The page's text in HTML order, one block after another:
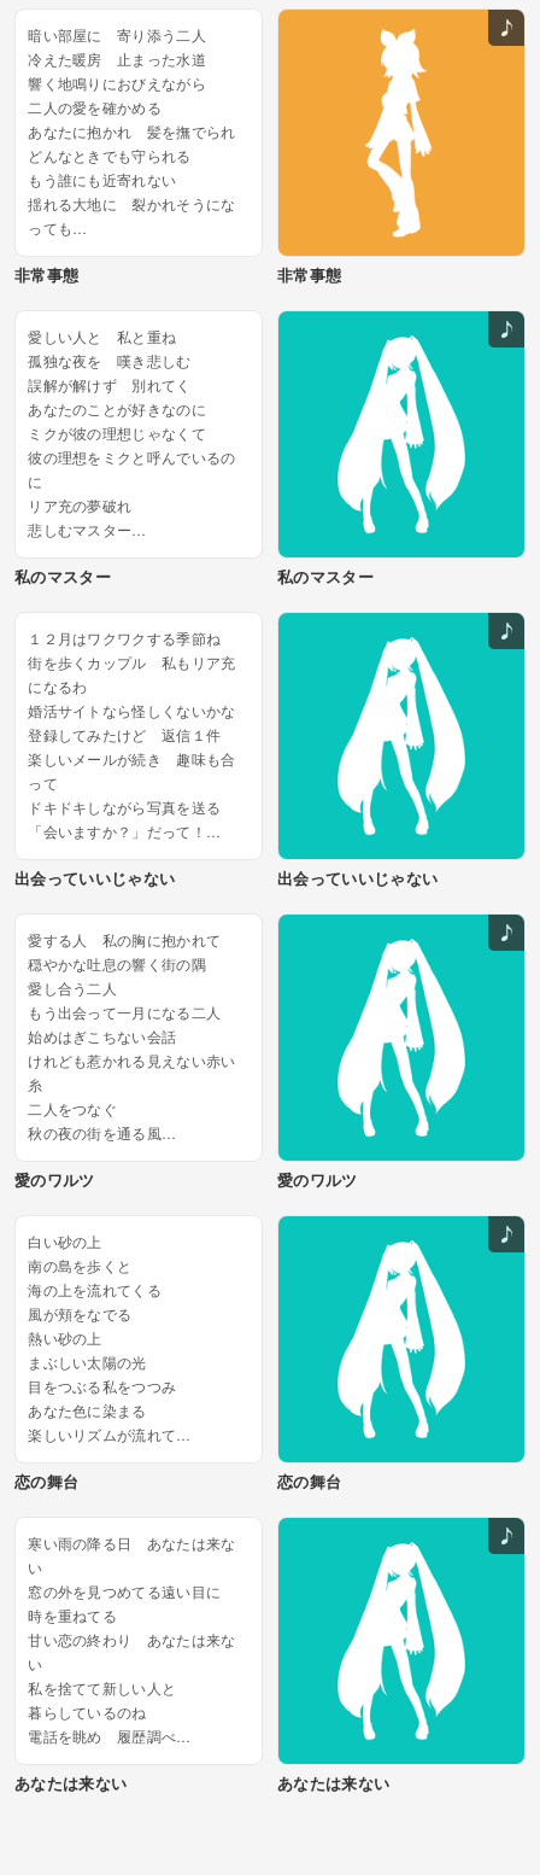
暗い部屋に 寄り添う二人
冷えた暖房 止まった水道
響く地鳴りにおびえながら
二人の愛を確かめる
あなたに抱かれ 髪を撫でられ
どんなときでも守られる
もう誰にも近寄れない
揺れる大地に 裂かれそうにな
っても
の
非常事態 非常事態
愛しい人と 私と重ね
孤独な夜を 嘆き悲しむ
誤解が解けず 別れてく
あなたのことが好きなのに
ミクが彼の理想じゃなくて
彼の理想をミクと呼んでいるの
に
リア充の夢破れ
悲しむマスター
無職にメンヘラ 実家住まい...
私のマスター 私のマスター
１２月はワクワクする季節ね
街を歩くカップル 私もリア充
になるわ
婚活サイトなら怪しくないかな
登録してみたけど 返信１件
楽しいメールが続き 趣味も合
って
ドキドキしながら写真を送る
「会いますか？」だって！
「年内は忙しくて無理」orz
出会っていいじゃない 出会っていいじゃない
愛する人 私の胸に抱かれて
穏やかな吐息の響く街の隅
愛し合う二人
もう出会って一月になる二人
始めはぎこちない会話
けれども惹かれる見えない赤い
糸
二人をつなぐ
秋の夜の街を通る風
抱きしめ愛しく思う...
愛のワルツ 愛のワルツ
白い砂の上
南の島を歩くと
海の上を流れてくる
風が頬をなでる
熱い砂の上
まぶしい太陽の光
目をつぶる私をつつみ
あなた色に染まる
楽しいリズムが流れて
恋の舞台 恋の舞台
寒い雨の降る日 あなたは来な
い
窓の外を見つめてる遠い目に
時を重ねてる
甘い恋の終わり あなたは来な
い
私を捨てて新しい人と
暮らしているのね
電話を眺め 履歴調べ
甘い言葉 汗の香り
あなたは来ない あなたは来ない